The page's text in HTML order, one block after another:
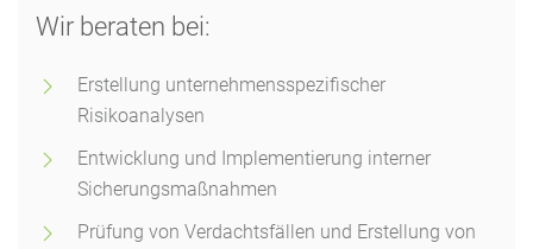
Wir beraten bei:
Erstellung unternehmensspezifischer
Risikoanalysen
Entwicklung und Implementierung interner
Sicherungsmaßnahmen
Prüfung von Verdachtsfällen und Erstellung von